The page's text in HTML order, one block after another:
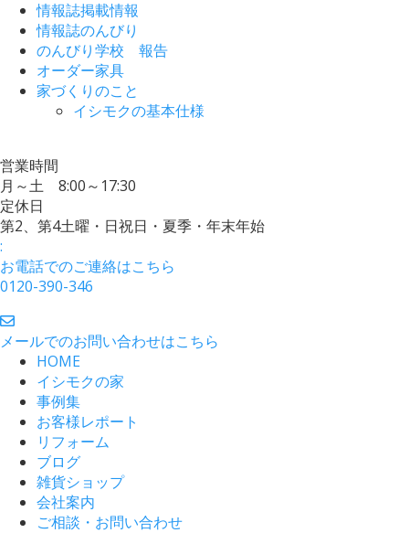
情報誌掲載情報
情報誌のんびり
のんびり学校 報告
オーダー家具
家づくりのこと
イシモクの基本仕様
営業時間
月～土 8:00～17:30
定休日
第2、第4土曜・日祝日・夏季・年末年始
:
お電話でのご連絡はこちら
0120-390-346
メールでのお問い合わせはこちら
HOME
イシモクの家
事例集
お客様レポート
リフォーム
ブログ
雑貨ショップ
会社案内
ご相談・お問い合わせ